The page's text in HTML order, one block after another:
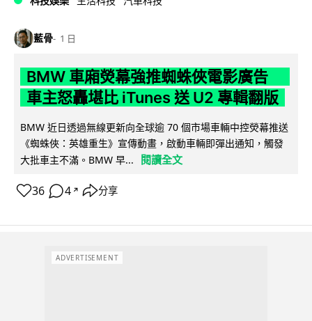
藍骨 1 日
BMW 車廂熒幕強推蜘蛛俠電影廣告
車主怒轟堪比 iTunes 送 U2 專輯翻版
BMW 近日透過無線更新向全球逾 70 個市場車輛中控熒幕推送
《蜘蛛俠：英雄重生》宣傳動畫，啟動車輛即彈出通知，觸發
大批車主不滿。BMW 早...
閱讀全文
36 4 ↗ 分享
ADVERTISEMENT